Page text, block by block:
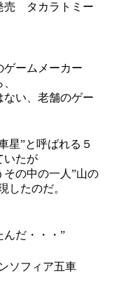
売 タカラトミー
ゲームメーカー
ない、老舗のゲー
星”と呼ばれる５
いたが
の中の一人”山の
したのだ。
だ・・・”
ソフィア五車